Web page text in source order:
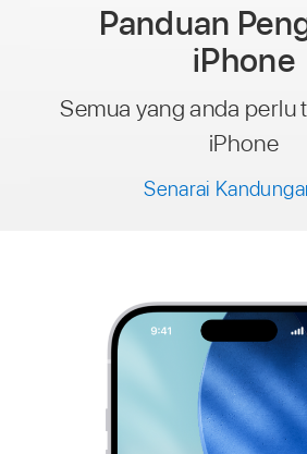
Panduan
iPhone
Semua yang anda perlu
iPhone
Senarai